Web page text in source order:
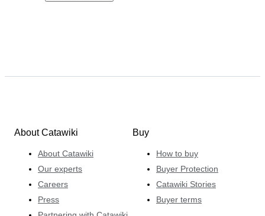
About Catawiki
About Catawiki
Our experts
Careers
Press
Buy
How to buy
Buyer Protection
Catawiki Stories
Buyer terms